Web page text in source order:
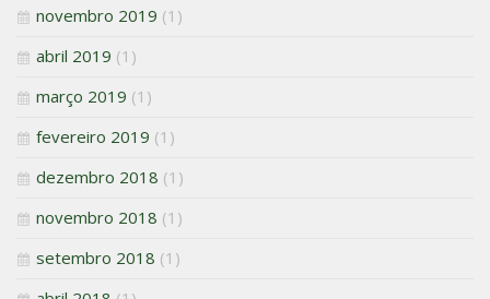
novembro 2019 (1)
abril 2019 (1)
março 2019 (1)
fevereiro 2019 (1)
dezembro 2018 (1)
novembro 2018 (1)
setembro 2018 (1)